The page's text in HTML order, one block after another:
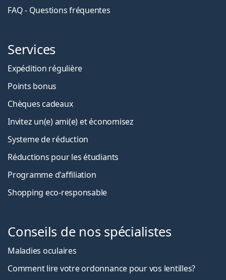
FAQ - Questions fréquentes
Services
Expédition régulière
Points bonus
Chèques cadeaux
Invitez un(e) ami(e) et économisez
Systeme de réduction
Réductions pour les étudiants
Programme d'affiliation
Shopping eco-responsable
Conseils de nos spécialistes
Maladies oculaires
Comment lire votre ordonnance pour vos lentilles?